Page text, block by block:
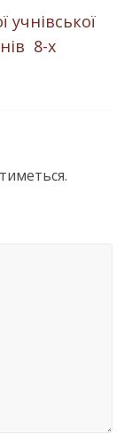
учнівської
8-х